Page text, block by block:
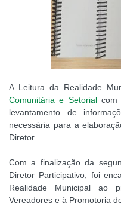
A Leitura da Realidade
Comunitária e Setorialcom
levantamento de
necessária para a
Diretor.
Com a finalização da
Diretor Participativo, foi
Realidade Municipal ao
Vereadores e à Promotoria